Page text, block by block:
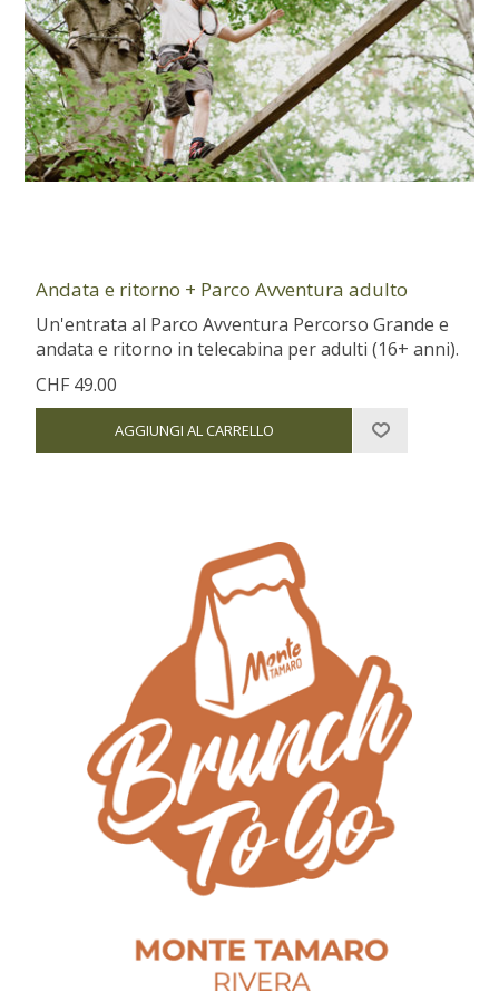
Andata e ritorno + Parco Avventura adulto
Un'entrata al Parco Avventura Percorso Grande e
andata e ritorno in telecabina per adulti (16+ anni).
CHF 49.00